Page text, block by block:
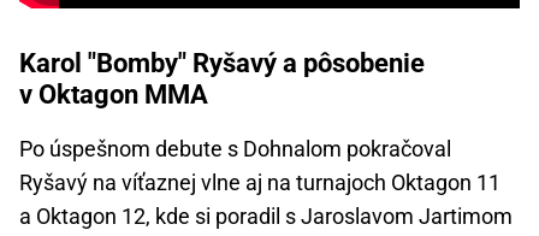
Karol "Bomby" Ryšavý a pôsobenie
v Oktagon MMA
Po úspešnom debute s Dohnalom pokračoval
Ryšavý na víťaznej vlne aj na turnajoch Oktagon 11
a Oktagon 12, kde si poradil s Jaroslavom Jartimom